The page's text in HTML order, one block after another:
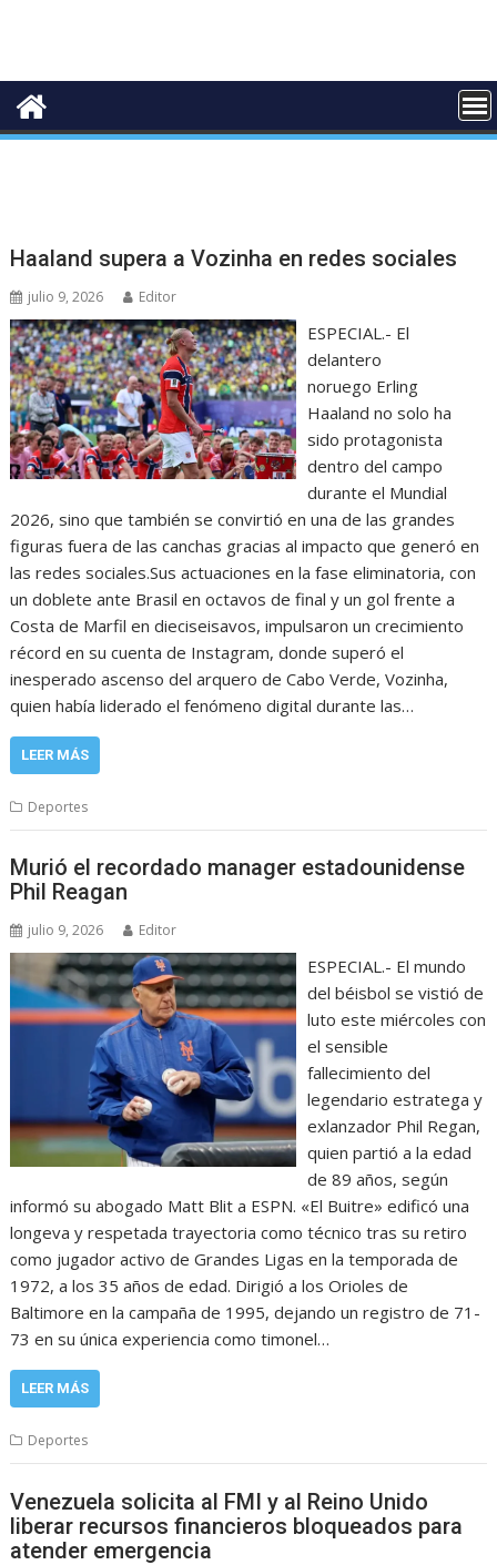
Haaland supera a Vozinha en redes sociales
julio 9, 2026 Editor
ESPECIAL.- El
delantero
noruego Erling
Haaland no solo ha
sido protagonista
dentro del campo
durante el Mundial
2026, sino que también se convirtió en una de las grandes
figuras fuera de las canchas gracias al impacto que generó en
las redes sociales.Sus actuaciones en la fase eliminatoria, con
un doblete ante Brasil en octavos de final y un gol frente a
Costa de Marfil en dieciseisavos, impulsaron un crecimiento
récord en su cuenta de Instagram, donde superó el
inesperado ascenso del arquero de Cabo Verde, Vozinha,
quien había liderado el fenómeno digital durante las…
LEER MÁS
Deportes
Murió el recordado manager estadounidense
Phil Reagan
julio 9, 2026 Editor
ESPECIAL.- El mundo
del béisbol se vistió de
luto este miércoles con
el sensible
fallecimiento del
legendario estratega y
exlanzador Phil Regan,
quien partió a la edad
de 89 años, según
informó su abogado Matt Blit a ESPN. «El Buitre» edificó una
longeva y respetada trayectoria como técnico tras su retiro
como jugador activo de Grandes Ligas en la temporada de
1972, a los 35 años de edad. Dirigió a los Orioles de
Baltimore en la campaña de 1995, dejando un registro de 71-
73 en su única experiencia como timonel…
LEER MÁS
Deportes
Venezuela solicita al FMI y al Reino Unido
liberar recursos financieros bloqueados para
atender emergencia